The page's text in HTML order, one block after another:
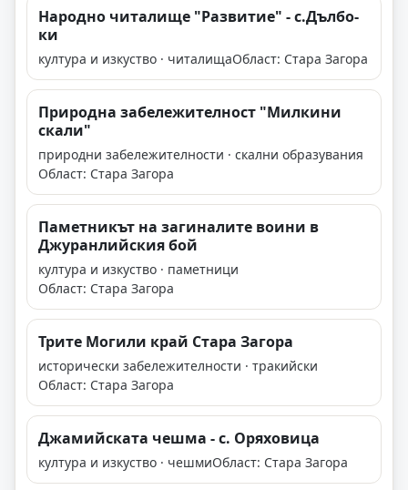
На­род­но чи­та­ли­ще "Раз­ви­тие" - с.Дъл­бо­
ки
култура и изкуство · читалищаОбласт: Стара Загора
Природна забележителност "Милкини
скали"
природни забележителности · скални образувания
Област: Стара Загора
Паметникът на загиналите воини в
Джуранлийския бой
култура и изкуство · паметници
Област: Стара Загора
Трите Могили край Стара Загора
исторически забележителности · тракийски
Област: Стара Загора
Джамийската чешма - с. Оряховица
култура и изкуство · чешмиОбласт: Стара Загора